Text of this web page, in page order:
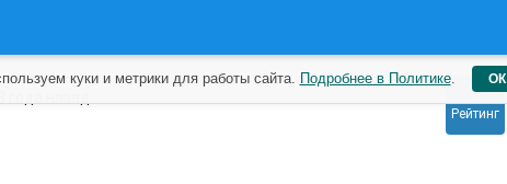
0
Рейтинг
куки и метрики для работы сайта. Подробнее в Политике. ОК